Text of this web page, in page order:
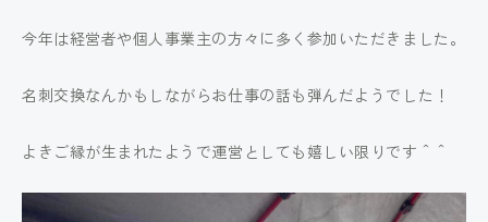
今年は経営者や個人事業主の方々に多く参加いただきました。
名刺交換なんかもしながらお仕事の話も弾んだようでした！
よきご縁が生まれたようで運営としても嬉しい限りです＾＾